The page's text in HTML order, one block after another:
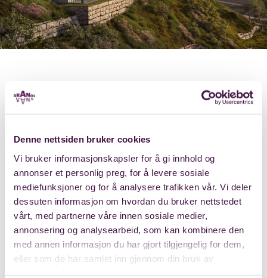
Denne nettsiden bruker cookies
Vi bruker informasjonskapsler for å gi innhold og
annonser et personlig preg, for å levere sosiale
mediefunksjoner og for å analysere trafikken vår. Vi deler
dessuten informasjon om hvordan du bruker nettstedet
vårt, med partnerne våre innen sosiale medier,
annonsering og analysearbeid, som kan kombinere den
med annen informasjon du har gjort tilgjengelig for dem,
eller som de har samlet inn gjennom din bruk av
Levende gatetun
Bærekraft
Om oss
Kontakt
Kontakt
Dokumenter
Personvern
På Drangsvann er vi opptatt av at det først og fremst skal
være godt å leve, og naturen er kanskje noe av det
utenfor døra, og sjøen bare et lite steinkast unna, vil du her
kunne kjenne og føle på naturen uten å måtte legge ut på
en stor utflukt. Kjenn på vinden som gir deg et deilig pust
på en varm sommerdag, eller som på en kald høstkveld gir
deg et forfriskende stryk på kinnet. Det er følelsen av å
leve.
Nei, vi skal ikke bare friste med fantastisk natur i denne
artikkelen. Det er nemlig rekkehusene i Benestadheia 42a